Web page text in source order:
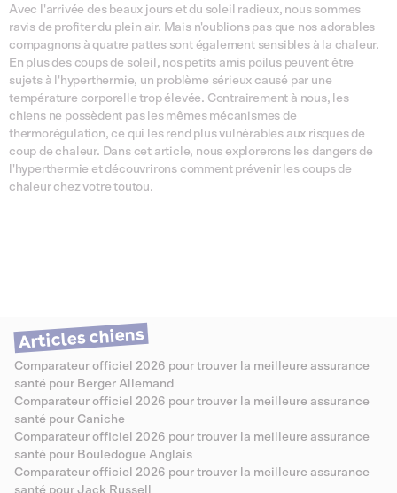
Avec l'arrivée des beaux jours et du soleil radieux, nous sommes
ravis de profiter du plein air. Mais n'oublions pas que nos adorables
compagnons à quatre pattes sont également sensibles à la chaleur.
En plus des coups de soleil, nos petits amis poilus peuvent être
sujets à l'hyperthermie, un problème sérieux causé par une
température corporelle trop élevée. Contrairement à nous, les
chiens ne possèdent pas les mêmes mécanismes de
thermorégulation, ce qui les rend plus vulnérables aux risques de
coup de chaleur. Dans cet article, nous explorerons les dangers de
l'hyperthermie et découvrirons comment prévenir les coups de
chaleur chez votre toutou.
Articles chiens
Comparateur officiel 2026 pour trouver la meilleure assurance
santé pour Berger Allemand
Comparateur officiel 2026 pour trouver la meilleure assurance
santé pour Caniche
Comparateur officiel 2026 pour trouver la meilleure assurance
santé pour Bouledogue Anglais
Comparateur officiel 2026 pour trouver la meilleure assurance
santé pour Jack Russell